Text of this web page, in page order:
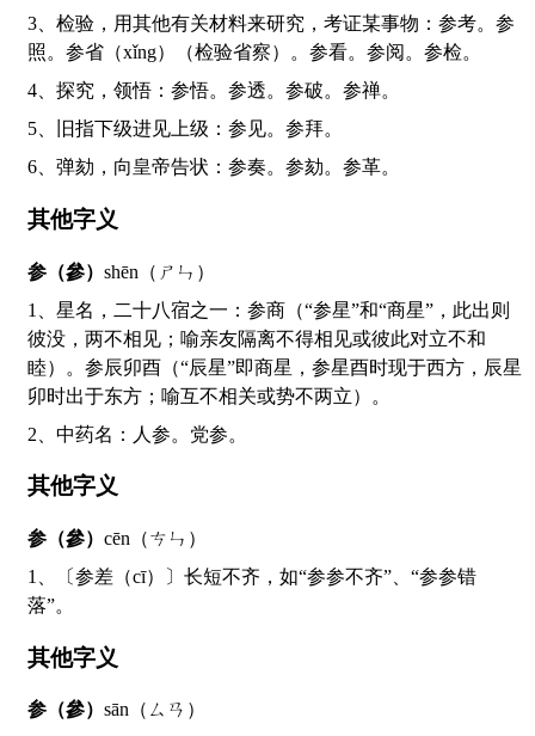
3、检验，用其他有关材料来研究，考证某事物：参考。参
照。参省（xǐng）（检验省察）。参看。参阅。参检。
4、探究，领悟：参悟。参透。参破。参禅。
5、旧指下级进见上级：参见。参拜。
6、弹劾，向皇帝告状：参奏。参劾。参革。
其他字义
参（參） shēn（ㄕㄣ）
1、星名，二十八宿之一：参商（“参星”和“商星”，此出则
彼没，两不相见；喻亲友隔离不得相见或彼此对立不和
睦）。参辰卯酉（“辰星”即商星，参星酉时现于西方，辰星
卯时出于东方；喻互不相关或势不两立）。
2、中药名：人参。党参。
其他字义
参（參） cēn（ㄘㄣ）
1、〔参差（cī）〕长短不齐，如“参参不齐”、“参参错
落”。
其他字义
参（參） sān（ㄙㄢ）